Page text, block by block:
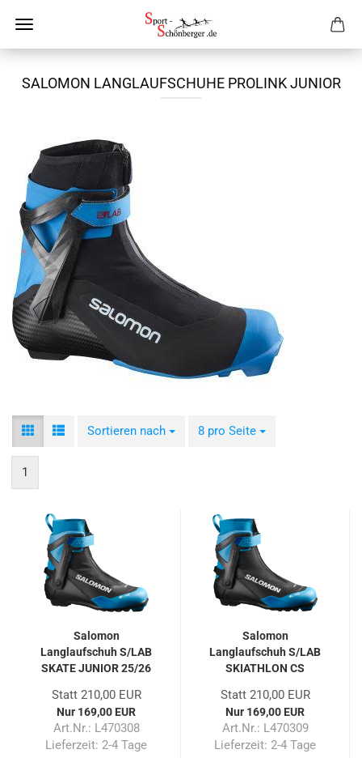
SALOMON LANGLAUFSCHUHE PROLINK JUNIOR
Sortieren nach
Sortieren nach 8 pro Seite
pro Seite
1
Salomon
Langlaufschuh S/LAB
SKATE JUNIOR 25/26
Statt 210,00 EUR
Nur 169,00 EUR
Art.Nr.: L470308
Lieferzeit: 2-4 Tage
Salomon
Langlaufschuh S/LAB
SKIATHLON CS
Statt 210,00 EUR
Nur 169,00 EUR
Art.Nr.: L470309
Lieferzeit: 2-4 Tage